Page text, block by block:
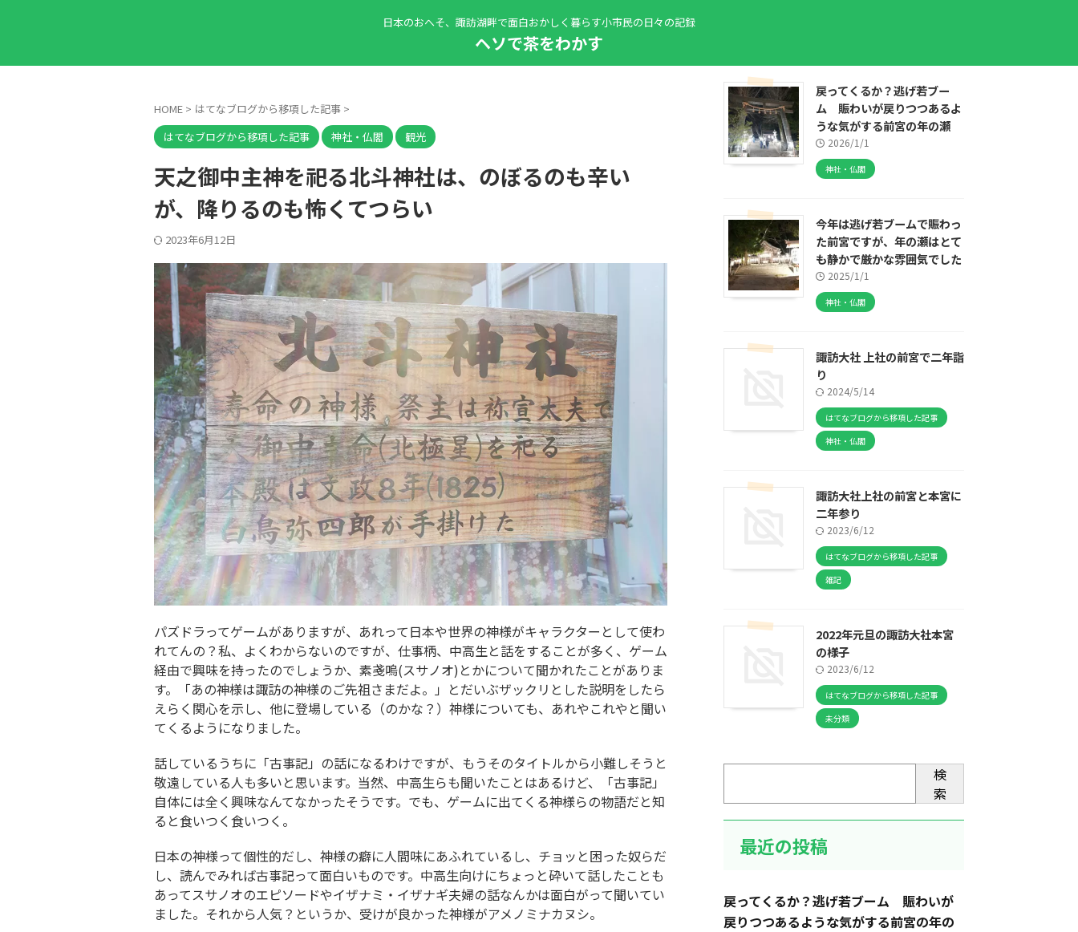
日本のおへそ、諏訪湖畔で面白おかしく暮らす小市民の日々の記録
ヘソで茶をわかす
HOME > はてなブログから移項した記事 >
はてなブログから移項した記事
神社・仏閣 観光
天之御中主神を祀る北斗神社は、のぼるのも辛い
が、降りるのも怖くてつらい
2023年6月12日
パズドラってゲームがありますが、あれって日本や世界の神様がキャラクターとして使わ
れてんの？私、よくわからないのですが、仕事柄、中高生と話をすることが多く、ゲーム
経由で興味を持ったのでしょうか、素戔嗚(スサノオ)とかについて聞かれたことがありま
す。「あの神様は諏訪の神様のご先祖さまだよ。」とだいぶザックリとした説明をしたら
えらく関心を示し、他に登場している（のかな？）神様についても、あれやこれやと聞い
てくるようになりました。
話しているうちに「古事記」の話になるわけですが、もうそのタイトルから小難しそうと
敬遠している人も多いと思います。当然、中高生らも聞いたことはあるけど、「古事記」
自体には全く興味なんてなかったそうです。でも、ゲームに出てくる神様らの物語だと知
ると食いつく食いつく。
日本の神様って個性的だし、神様の癖に人間味にあふれているし、チョッと困った奴らだ
し、読んでみれば古事記って面白いものです。中高生向けにちょっと砕いて話したことも
あってスサノオのエピソードやイザナミ・イザナギ夫婦の話なんかは面白がって聞いてい
ました。それから人気？というか、受けが良かった神様がアメノミナカヌシ。
戻ってくるか？逃げ若ブー
ム 賑わいが戻りつつあるよ
うな気がする前宮の年の瀬
2026/1/1
神社・仏閣
今年は逃げ若ブームで賑わっ
た前宮ですが、年の瀬はとて
も静かで厳かな雰囲気でした
2025/1/1
神社・仏閣
諏訪大社 上社の前宮で二年詣
り
2024/5/14
はてなブログから移項した記事
神社・仏閣
諏訪大社上社の前宮と本宮に
二年参り
2023/6/12
はてなブログから移項した記事
雑記
2022年元旦の諏訪大社本宮
の様子
2023/6/12
はてなブログから移項した記事
未分類
検
索
最近の投稿
戻ってくるか？逃げ若ブーム 賑わいが
戻りつつあるような気がする前宮の年の